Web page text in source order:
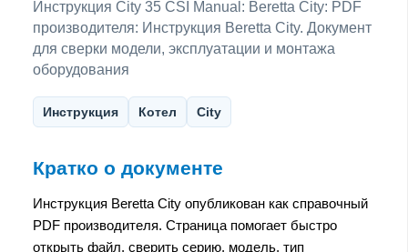
Инструкция City 35 CSI Manual: Beretta City: PDF
производителя: Инструкция Beretta City. Документ
для сверки модели, эксплуатации и монтажа
оборудования
Инструкция Котел City
Кратко о документе
Инструкция Beretta City опубликован как справочный
PDF производителя. Страница помогает быстро
открыть файл, сверить серию, модель, тип